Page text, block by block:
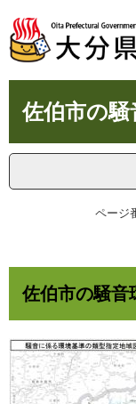
ジ
先
。
ュ
を
て
佐伯市の騒
ページ
佐伯市の騒音